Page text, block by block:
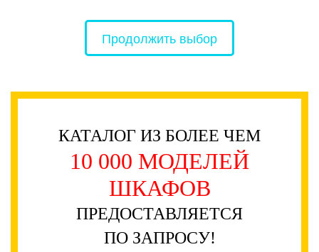
Продолжить выбор
КАТАЛОГ ИЗ БОЛЕЕ ЧЕМ
10 000 МОДЕЛЕЙ
ШКАФОВ
ПРЕДОСТАВЛЯЕТСЯ
ПО ЗАПРОСУ!